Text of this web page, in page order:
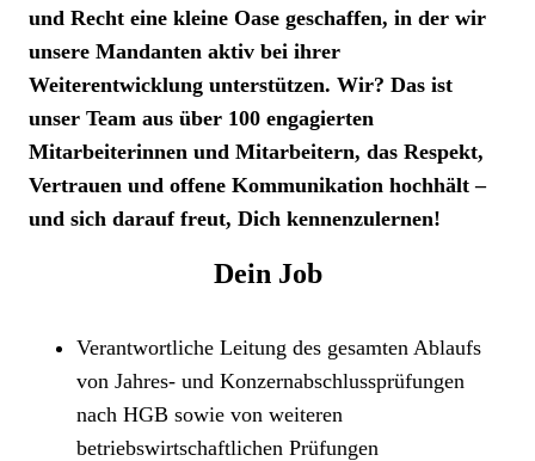
und Recht eine kleine Oase geschaffen, in der wir
unsere Mandanten aktiv bei ihrer
Weiterentwicklung unterstützen. Wir? Das ist
unser Team aus über 100 engagierten
Mitarbeiterinnen und Mitarbeitern, das Respekt,
Vertrauen und offene Kommunikation hochhält –
und sich darauf freut, Dich kennenzulernen!
Dein Job
Verantwortliche Leitung des gesamten Ablaufs
von Jahres- und Konzernabschlussprüfungen
nach HGB sowie von weiteren
betriebswirtschaftlichen Prüfungen